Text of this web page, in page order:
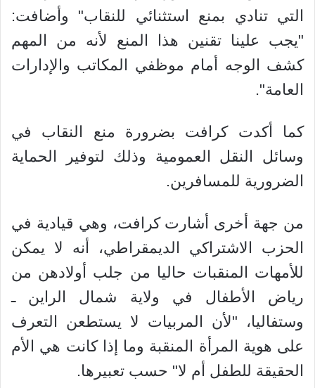
التي تنادي بمنع استثنائي للنقاب" وأضافت:
"يجب علينا تقنين هذا المنع لأنه من المهم
كشف الوجه أمام موظفي المكاتب والإدارات
العامة".
كما أكدت كرافت بضرورة منع النقاب في
وسائل النقل العمومية وذلك لتوفير الحماية
الضرورية للمسافرين.
من جهة أخرى أشارت كرافت، وهي قيادية في
الحزب الاشتراكي الديمقراطي، أنه لا يمكن
للأمهات المنقبات حاليا من جلب أولادهن من
رياض الأطفال في ولاية شمال الراين ـ
وستفاليا، "لأن المربيات لا يستطعن التعرف
على هوية المرأة المنقبة وما إذا كانت هي الأم
الحقيقة للطفل أم لا" حسب تعبيرها.